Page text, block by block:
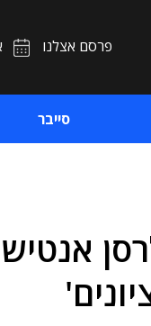
פרסם אצלנו
סייבר
לרסן